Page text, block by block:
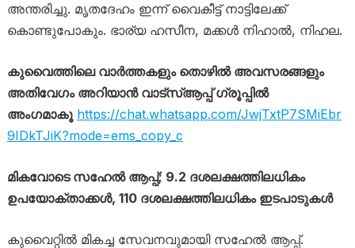
അന്തരിച്ചു. മൃതദേഹം ഇന്ന് വൈകീട്ട് നാട്ടിലേക്ക്
കൊണ്ടുപോകും. ഭാര്യ ഹസീന, മക്കൾ നിഹാൽ, നിഹ‌ല.
കുവൈത്തിലെ വാർത്തകളും തൊഴിൽ അവസരങ്ങളും
അതിവേഗം അറിയാൻ വാട്സ്ആപ്പ് ഗ്രൂപ്പിൽ
അംഗമാകൂ https://chat.whatsapp.com/JwjTxtP7SMiEbr
9IDkTJiK?mode=ems_copy_c
മികവോടെ സഹേൽ ആപ്പ്; 9.2 ദശലക്ഷത്തിലധികം
ഉപയോക്താക്കൾ, 110 ദശലക്ഷത്തിലധികം ഇടപാടുകൾ
കുവൈറ്റിൽ മികച്ച സേവനവുമായി സഹേൽ ആപ്പ്.